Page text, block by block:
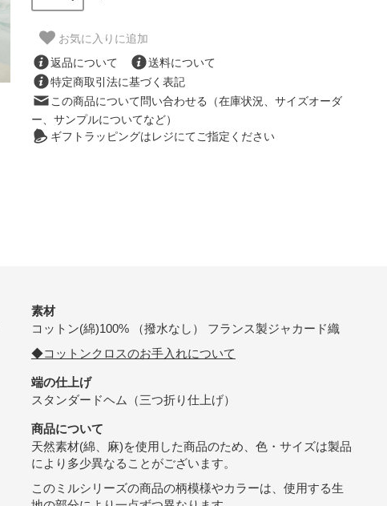
お気に入りに追加
返品について
送料について
特定商取引法に基づく表記
この商品について問い合わせる（在庫状況、サイズオーダ
ー、サンプルについてなど）
ギフトラッピングはレジにてご指定ください
素材
コットン(綿)100% （撥水なし） フランス製ジャカード織
◆コットンクロスのお手入れについて
端の仕上げ
スタンダードヘム（三つ折り仕上げ）
商品について
天然素材(綿、麻)を使用した商品のため、色・サイズは製品
により多少異なることがございます。
このミルシリーズの商品の柄模様やカラーは、使用する生